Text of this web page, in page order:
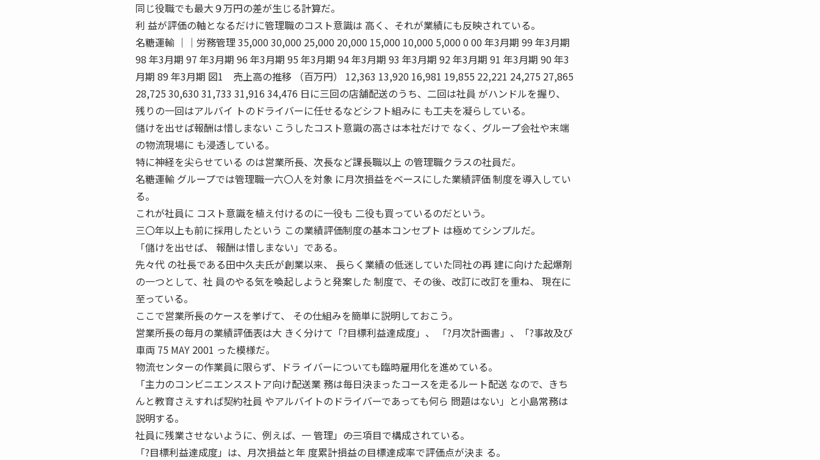
同じ役職でも最大９万円の差が生じる計算だ。
利 益が評価の軸となるだけに管理職のコスト意識は 高く、それが業績にも反映されている。
名糖運輸 ｜｜労務管理 35,000 30,000 25,000 20,000 15,000 10,000 5,000 0 00 年3月期 99 年3月期
98 年3月期 97 年3月期 96 年3月期 95 年3月期 94 年3月期 93 年3月期 92 年3月期 91 年3月期 90 年3
月期 89 年3月期 図1 売上高の推移 （百万円） 12,363 13,920 16,981 19,855 22,221 24,275 27,865
28,725 30,630 31,733 31,916 34,476 日に三回の店舗配送のうち、二回は社員 がハンドルを握り、
残りの一回はアルバイ トのドライバーに任せるなどシフト組みに も工夫を凝らしている。
儲けを出せば報酬は惜しまない こうしたコスト意識の高さは本社だけで なく、グループ会社や末端
の物流現場に も浸透している。
特に神経を尖らせている のは営業所長、次長など課長職以上 の管理職クラスの社員だ。
名糖運輸 グループでは管理職一六〇人を対象 に月次損益をベースにした業績評価 制度を導入してい
る。
これが社員に コスト意識を植え付けるのに一役も 二役も買っているのだという。
三〇年以上も前に採用したという この業績評価制度の基本コンセプト は極めてシンプルだ。
「儲けを出せば、 報酬は惜しまない」である。
先々代 の社長である田中久夫氏が創業以来、 長らく業績の低迷していた同社の再 建に向けた起爆剤
の一つとして、社 員のやる気を喚起しようと発案した 制度で、その後、改訂に改訂を重ね、 現在に
至っている。
ここで営業所長のケースを挙げて、 その仕組みを簡単に説明しておこう。
営業所長の毎月の業績評価表は大 きく分けて「?目標利益達成度」、 「?月次計画書」、「?事故及び
車両 75 MAY 2001 った模様だ。
物流センターの作業員に限らず、ドラ イバーについても臨時雇用化を進めている。
「主力のコンビニエンスストア向け配送業 務は毎日決まったコースを走るルート配送 なので、きち
んと教育さえすれば契約社員 やアルバイトのドライバーであっても何ら 問題はない」と小島常務は
説明する。
社員に残業させないように、例えば、一 管理」――の三項目で構成されている。
「?目標利益達成度」は、月次損益と年 度累計損益の目標達成率で評価点が決ま る。